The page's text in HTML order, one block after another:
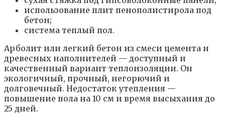
использование плит пенополистирола под
бетон;
система теплый пол.
Арболит или легкий бетон из смеси цемента и
древесных наполнителей — доступный и
качественный вариант теплоизоляции. Он
экологичный, прочный, негорючий и
долговечный. Недостаток утепления —
повышение пола на 10 см и время высыхания до
25 дней.